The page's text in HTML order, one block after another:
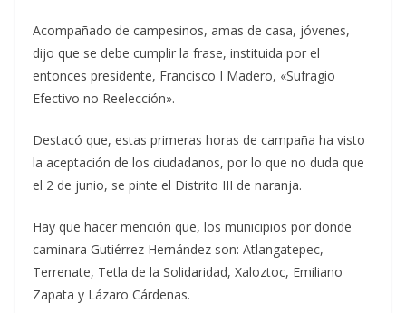
Acompañado de campesinos, amas de casa, jóvenes,
dijo que se debe cumplir la frase, instituida por el
entonces presidente, Francisco I Madero, «Sufragio
Efectivo no Reelección».
Destacó que, estas primeras horas de campaña ha visto
la aceptación de los ciudadanos, por lo que no duda que
el 2 de junio, se pinte el Distrito III de naranja.
Hay que hacer mención que, los municipios por donde
caminara Gutiérrez Hernández son: Atlangatepec,
Terrenate, Tetla de la Solidaridad, Xaloztoc, Emiliano
Zapata y Lázaro Cárdenas.